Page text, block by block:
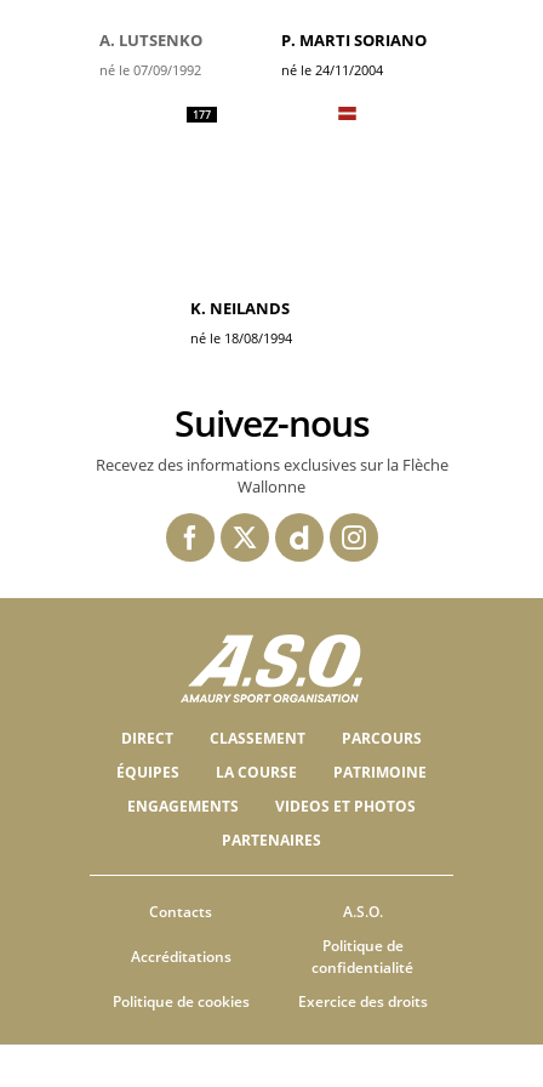
A. LUTSENKO
né le 07/09/1992
P. MARTI SORIANO
né le 24/11/2004
177
K. NEILANDS
né le 18/08/1994
Suivez-nous
Recevez des informations exclusives sur la Flèche
Wallonne
DIRECT CLASSEMENT
PARCOURS
ÉQUIPES
LA COURSE
PATRIMOINE
ENGAGEMENTS
VIDEOS ET PHOTOS
PARTENAIRES
Contacts A.S.O.
Accréditations
Politique de
confidentialité
Politique de cookies
Exercice des droits